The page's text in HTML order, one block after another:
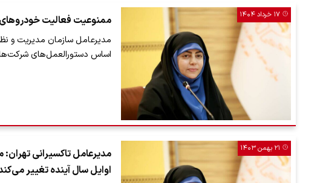
۱۷ خرداد ۱۴۰۴ ممنوعیت فعالیت
مدیرعامل سازمان مدیریت و
اساس دستورالعمل‌های
۲۱ بهمن ۱۴۰۳
مدیرعامل تاکسیرانی
اوایل سال آینده تغییر